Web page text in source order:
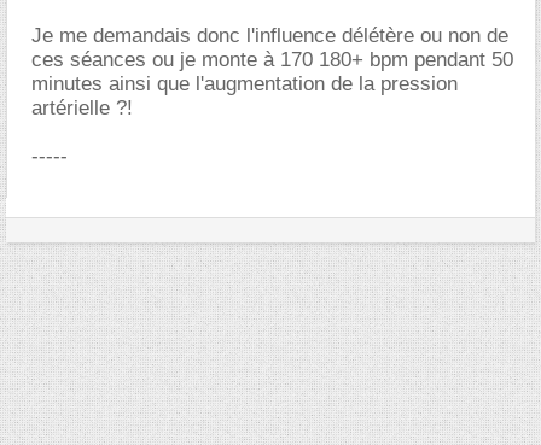
Je me demandais donc l'influence délétère ou non de
ces séances ou je monte à 170 180+ bpm pendant 50
minutes ainsi que l'augmentation de la pression
artérielle ?!
-----